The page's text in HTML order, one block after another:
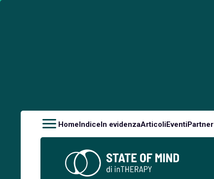
HomeIndiceIn evidenzaArticoliEventiPartner